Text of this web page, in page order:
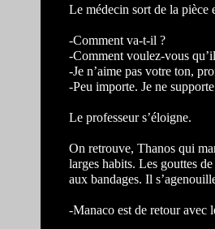
Le médecin sort de la pièce
-Comment va-t-il ?
-Comment voulez-vous
-Je n’aime pas votre ton,
-Peu importe. Je ne
Le professeur s’éloigne.
On retrouve, Thanos qui
larges habits. Les gouttes
aux bandages. Il
-Manaco est de retour avec